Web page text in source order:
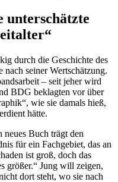
unterschätzte
durch die Geschichte des
seiner Wertschätzung.
– seit jeher wird
BDG beklagten vor über
wie sie damals hieß,
hätte.
neues Buch trägt den
für ein Fachgebiet, das an
ist groß, doch das
größer.“ Jung will zeigen,
dort steht, wo sie nach